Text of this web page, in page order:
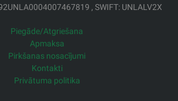
, SWIFT: UNLALV2X
Piegāde/Atgriešana
Apmaksa
Pirkšanas nosacījumi
Kontakti
Privātuma politika